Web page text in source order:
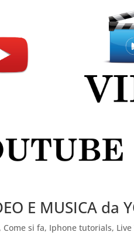
E MUSICA da
, Come si fa, Iphone tutorials, Live